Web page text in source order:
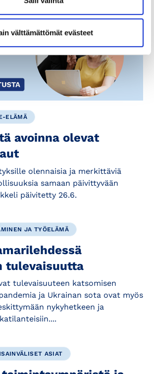
välttämättömät evästeet
ELÄMÄ
avoinna olevat
olennaisia ja merkittäviä
samaan päivittyvään
päivitetty 26.6.
JA TYÖELÄMÄ
tulevaisuutta
tulevaisuuteen katsomisen
ja Ukrainan sota ovat myös
nykyhetkeen ja
ASIAT